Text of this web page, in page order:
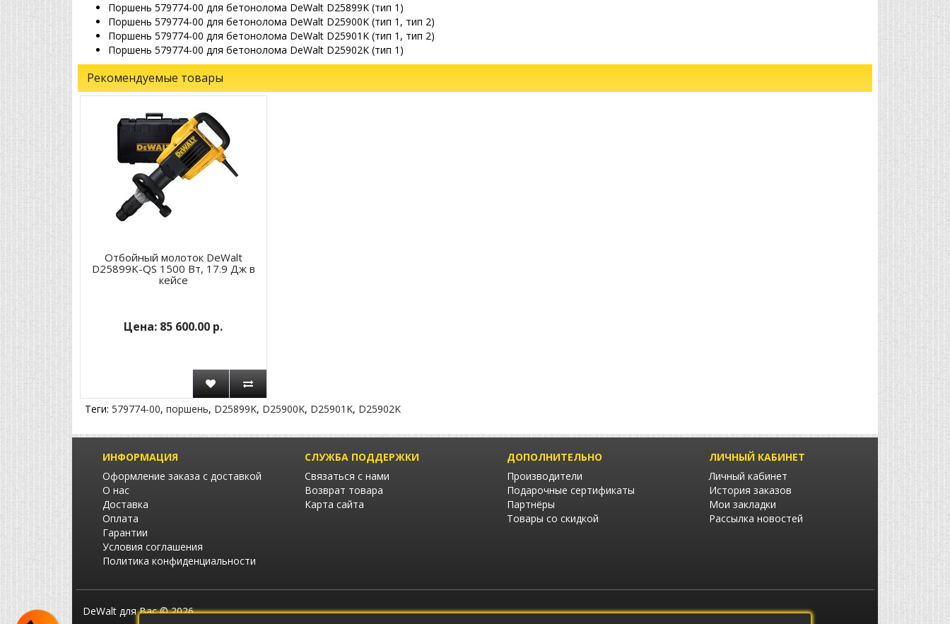
Поршень 579774-00 для бетонолома DeWalt D25899K (тип 1)
Поршень 579774-00 для бетонолома DeWalt D25900K (тип 1, тип 2)
Поршень 579774-00 для бетонолома DeWalt D25901K (тип 1, тип 2)
Поршень 579774-00 для бетонолома DeWalt D25902K (тип 1)
Рекомендуемые товары
Отбойный молоток DeWalt
D25899K-QS 1500 Вт, 17.9 Дж в
кейсе
85 600.00 р.
Теги: 579774-00, поршень, D25899K, D25900K, D25901K, D25902K
ИНФОРМАЦИЯ
Оформление заказа с доставкой
О нас
Доставка
Оплата
Гарантии
Условия соглашения
Политика конфиденциальности
СЛУЖБА ПОДДЕРЖКИ
Связаться с нами
Возврат товара
Карта сайта
ДОПОЛНИТЕЛЬНО
Производители
Подарочные сертификаты
Партнёры
Товары со скидкой
ЛИЧНЫЙ КАБИНЕТ
Личный кабинет
История заказов
Мои закладки
Рассылка новостей
DeWalt для Вас © 2026